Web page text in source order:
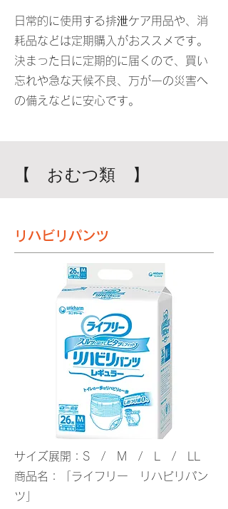
日常的に使用する排泄ケア用品や、消
耗品などは定期購入がおススメです。
決まった日に定期的に届くので、買い
忘れや急な天候不良、万が一の災害へ
の備えなどに安心です。
【 おむつ類 】
リハビリパンツ
サイズ展開：S / M / L / LL
商品名：「ライフリー リハビリパン
ツ」